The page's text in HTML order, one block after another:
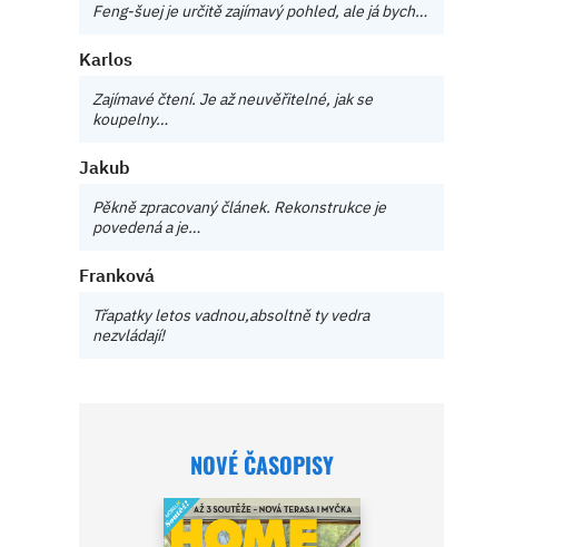
Feng-šuej je určitě zajímavý pohled, ale já bych…
Karlos
Zajímavé čtení. Je až neuvěřitelné, jak se
koupelny…
Jakub
Pěkně zpracovaný článek. Rekonstrukce je
povedená a je…
Franková
Třapatky letos vadnou,absoltně ty vedra
nezvládají!
NOVÉ ČASOPISY